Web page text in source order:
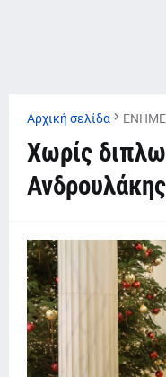
Αρχική σελίδα
Χωρίς
Ανδρουλάκης